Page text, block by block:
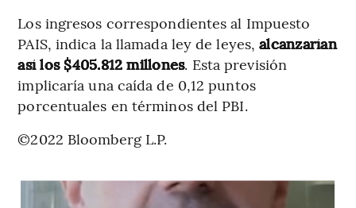
Los ingresos correspondientes al Impuesto
PAIS, indica la llamada ley de leyes,alcanzarían
así los $405.812 millones. Esta previsión
implicaría una caída de 0,12 puntos
porcentuales en términos del PBI.
©2022 Bloomberg L.P.